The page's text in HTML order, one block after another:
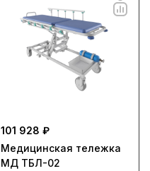
101 928 ₽
Медицинская тележка
МД ТБЛ-02